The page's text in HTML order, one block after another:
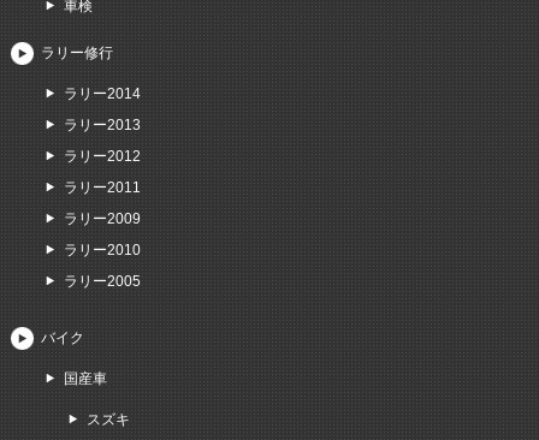
車検
ラリー修行
ラリー2014
ラリー2013
ラリー2012
ラリー2011
ラリー2009
ラリー2010
ラリー2005
バイク
国産車
スズキ